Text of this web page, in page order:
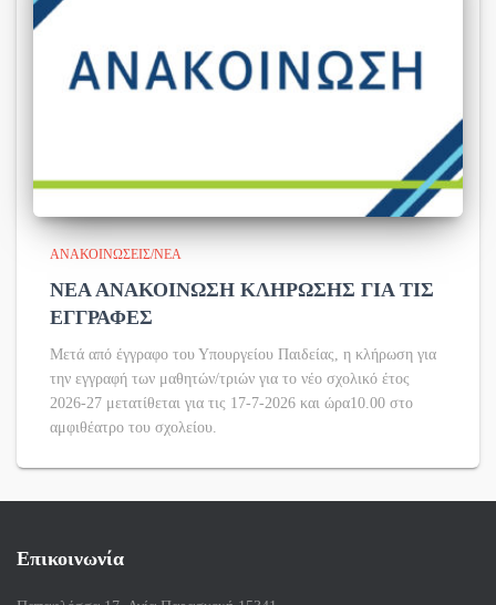
ΑΝΑΚΟΙΝΏΣΕΙΣ/ΝΈΑ
ΝΕΑ ΑΝΑΚΟΙΝΩΣΗ ΚΛΗΡΩΣΗΣ ΓΙΑ ΤΙΣ
ΕΓΓΡΑΦΕΣ
Μετά από έγγραφο του Υπουργείου Παιδείας, η κλήρωση για
την εγγραφή των μαθητών/τριών για το νέο σχολικό έτος
2026-27 μετατίθεται για τις 17-7-2026 και ώρα10.00 στο
αμφιθέατρο του σχολείου.
Επικοινωνία